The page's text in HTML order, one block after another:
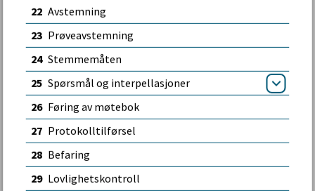
tilby funksjoner samt analysere trafikken vår. Ved å fortsette
å bruke nettstedet, samtykker du til vår bruk av
informasjonskapsler i henhold til denne erklæringen. Du kan
tilpasse bruk av informasjonskapsler under “Detaljer”. Les
mer om personvern og informasjonskapsler
Kun nødvendige
Godta alle
22 Avstemning
23 Prøveavstemning
24 Stemmemåten
25 Spørsmål og interpellasjoner Åpne
26 Føring av møtebok
27 Protokolltilførsel
28 Befaring
29 Lovlighetskontroll